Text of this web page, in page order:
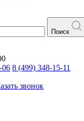
Поиск
06 8 (499) 348-15-11
звонок